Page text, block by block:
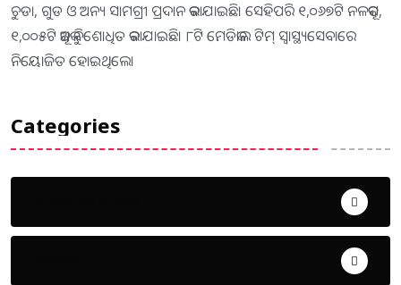
ଚୁଡା, ଗୁଡ ଓ ଅନ୍ୟ ସାମଗ୍ରୀ ପ୍ରଦାନ କରାଯାଇଛି। ସେହିପରି ୧,୦୬୭ଟି ନଳକୂପ,
୧,୦୦୫ଟି କୂଅକୁ ବିଶୋଧିତ କରାଯାଇଛି। ୮ଟି ମେଡିକାଲ ଟିମ୍‌ ସ୍ବାସ୍ଥ୍ୟସେବାରେ
ନିୟୋଜିତ ହୋଇଥିଲେ।
Categories